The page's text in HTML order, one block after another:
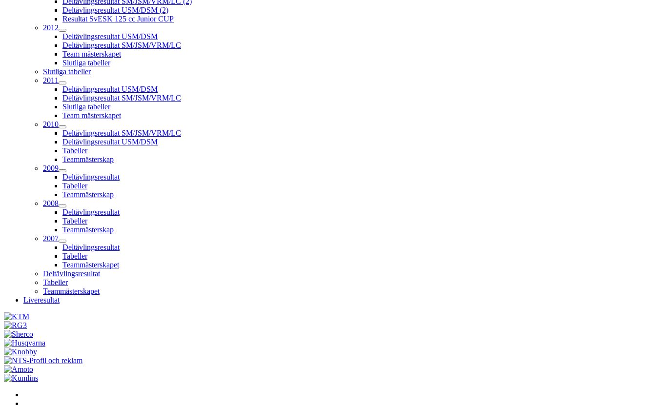
Deltävlingsresultat USM/DSM (2)
Resultat SvESK 125 cc Junior CUP
2012
Deltävlingsresultat USM/DSM
Deltävlingsresultat SM/JSM/VRM/LC
Team mästerskapet
Slutliga tabeller
Slutliga tabeller
2011
Deltävlingsresultat USM/DSM
Deltävlingsresultat SM/JSM/VRM/LC
Slutliga tabeller
Team mästerskapet
2010
Deltävlingsresultat SM/JSM/VRM/LC
Deltävlingsresultat USM/DSM
Tabeller
Teammästerskap
2009
Deltävlingsresultat
Tabeller
Teammästerskap
2008
Deltävlingsresultat
Tabeller
Teammästerskap
2007
Deltävlingsresultat
Tabeller
Teammästerskapet
Deltävlingsresultat
Tabeller
Teammästerskapet
Liveresultat